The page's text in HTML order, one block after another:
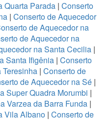
Quarta Parada | Conserto
| Conserto de Aquecedor
de Aquecedor na
de Aquecedor na
na Santa Cecilia |
Santa Ifigênia | Conserto
| Conserto de
de Aquecedor na Sé |
Super Quadra Morumbi |
Varzea da Barra Funda|
Vila Albano| Conserto de